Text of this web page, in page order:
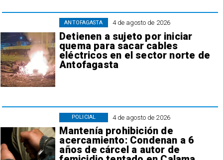
4 de agosto de 2026
Detienen a sujeto por iniciar
quema para sacar cables
eléctricos en el sector norte de
Antofagasta
ANTOFAGASTA
4 de agosto de 2026
Mantenía prohibición de
acercamiento: Condenan a 6
años de cárcel a autor de
POLICIAL